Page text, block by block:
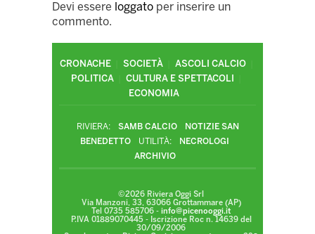
Devi essere loggato per inserire un
commento.
CRONACHE SOCIETÀ
ASCOLI CALCIO
POLITICA
CULTURA E SPETTACOLI
ECONOMIA
RIVIERA: SAMB CALCIO
NOTIZIE SAN
BENEDETTO
UTILITÀ:
NECROLOGI
ARCHIVIO
©2026 Riviera Oggi Srl
Via Manzoni, 33, 63066 Grottammare (AP)
Tel 0735 585706 - info@picenooggi.it
P.IVA 01889070445 - Iscrizione Roc n. 14639 del
30/09/2006